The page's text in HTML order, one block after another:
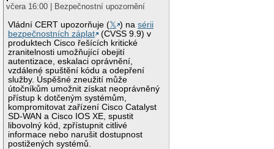
včera 16:00 | Bezpečnostní upozornění
Vládní CERT upozorňuje (𝕏 ) nasérii
bezpečnostních záplat
(CVSS 9.9) v
produktech Cisco řešících kritické
zranitelnosti umožňující obejití
autentizace, eskalaci oprávnění,
vzdálené spuštění kódu a odepření
služby. Úspěšné zneužití může
útočníkům umožnit získat neoprávněný
přístup k dotčeným systémům,
kompromitovat zařízení Cisco Catalyst
SD-WAN a Cisco IOS XE, spustit
libovolný kód, zpřístupnit citlivé
informace nebo narušit dostupnost
postižených systémů.